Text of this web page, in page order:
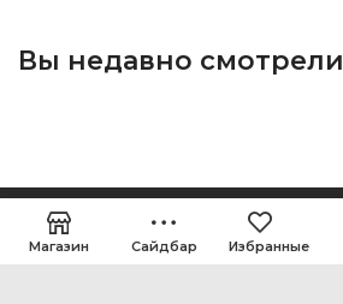
Вы недавно смотрели
Магазин Сайдбар Избранные